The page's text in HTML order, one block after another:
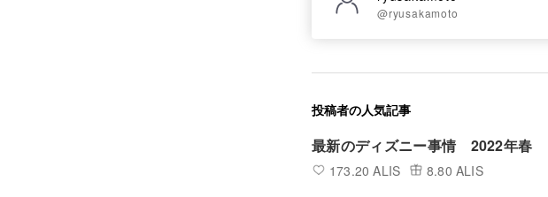
@ryusakamoto
投稿者の人気記事
最新のディズニー事情 2022年春
173.20 ALIS 8.80 ALIS